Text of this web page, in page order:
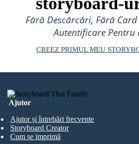
Fără Descărcări, Fără
Autentificare Pentru
CREEZ PRIMUL MEU
Ajutor
Ajutor și întrebări frecvente
Storyboard Creator
Cum se imprimă